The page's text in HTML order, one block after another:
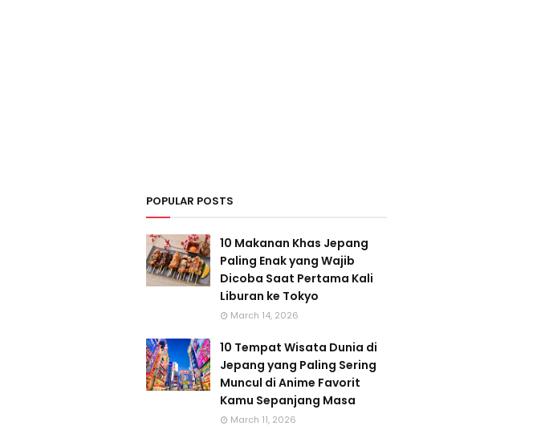
POPULAR POSTS
10 Makanan Khas Jepang
Paling Enak yang Wajib
Dicoba Saat Pertama Kali
Liburan ke Tokyo
March 14, 2026
10 Tempat Wisata Dunia di
Jepang yang Paling Sering
Muncul di Anime Favorit
Kamu Sepanjang Masa
March 11, 2026